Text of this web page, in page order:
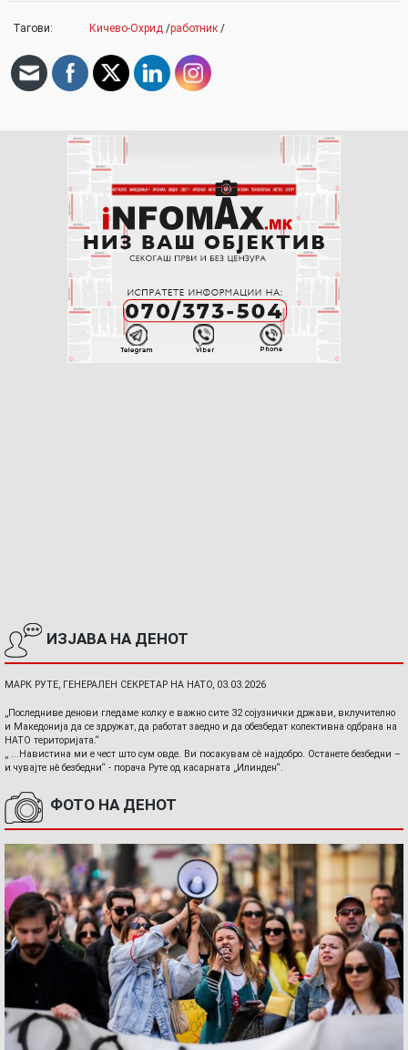
Тагови: Кичево-Охрид /работник /
ИЗЈАВА НА ДЕНОТ
МАРК РУТЕ, ГЕНЕРАЛЕН СЕКРЕТАР НА НАТО, 03.03.2026
„Последниве денови гледаме колку е важно сите 32 сојузнички држави, вклучително
и Македонија да се здружат, да работат заедно и да обезбедат колективна одбрана на
НАТО територијата.“
„ ...Навистина ми е чест што сум овде. Ви посакувам сè најдобро. Останете безбедни –
и чувајте нè безбедни“ - порача Руте од касарната „Илинден“.
ФОТО НА ДЕНОТ